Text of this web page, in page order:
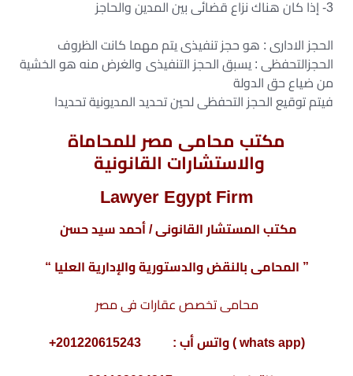
3- إذا كان هناك نزاع قضائى بين المدين والحاجز
الحجز الادارى : هو حجز تنفيذى يتم مهما كانت الظروف
الحجزالتحفظى : يسبق الحجز التنفيذى والغرض منه هو الخشية
من ضياع حق الدولة
فيتم توقيع الحجز التحفظى لحين تحديد المديونية تحديدا
مكتب محامى مصر للمحاماة
والاستشارات القانونية
Lawyer Egypt Firm
مكتب المستشار القانونى / أحمد سيد حسن
” المحامى بالنقض والدستورية والإدارية العليا “
محامى تخصص عقارات فى مصر
(whats app ) واتس أب : 201220615243+